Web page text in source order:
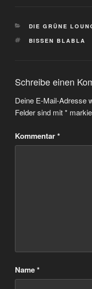
KATEGORIEN
DIE GRÜNE
SCHLAGWÖRTER
BISSEN BLABLA
Schreibe einen
Deine E-Mail-Adresse
Felder sind mit*
Kommentar*
Name*